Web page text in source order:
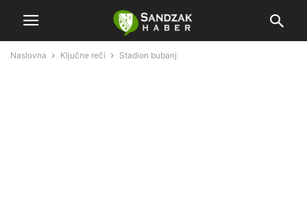
Naslovna Ključne reči Stadion bubanj